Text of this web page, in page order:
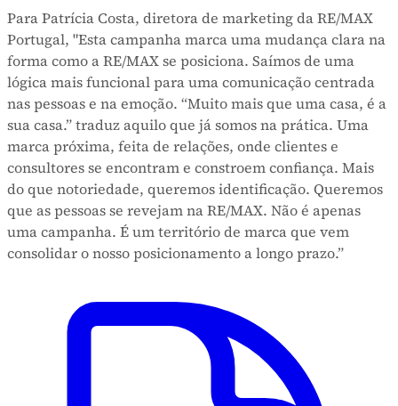
Para Patrícia Costa, diretora de marketing da RE/MAX
Portugal, "Esta campanha marca uma mudança clara na
forma como a RE/MAX se posiciona. Saímos de uma
lógica mais funcional para uma comunicação centrada
nas pessoas e na emoção. “Muito mais que uma casa, é a
sua casa.” traduz aquilo que já somos na prática. Uma
marca próxima, feita de relações, onde clientes e
consultores se encontram e constroem confiança. Mais
do que notoriedade, queremos identificação. Queremos
que as pessoas se revejam na RE/MAX. Não é apenas
uma campanha. É um território de marca que vem
consolidar o nosso posicionamento a longo prazo.”